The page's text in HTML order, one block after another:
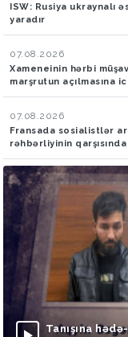
ISW: Rusiya ukraynalı
yaradır
07.08.2026
Xameneinin hərbi
marşrutun açılmasına
07.08.2026
Fransada sosialistlər
rəhbərliyinin
Tanışına